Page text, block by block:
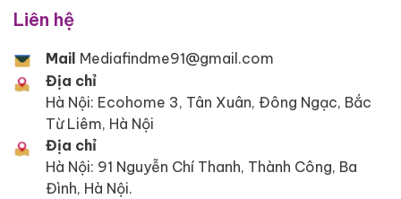
Liên hệ
Mail Mediafindme91@gmail.com
Địa chỉ
Hà Nội: Ecohome 3, Tân Xuân, Đông Ngạc, Bắc
Từ Liêm, Hà Nội
Địa chỉ
Hà Nội: 91 Nguyễn Chí Thanh, Thành Công, Ba
Đình, Hà Nội.